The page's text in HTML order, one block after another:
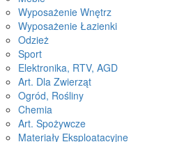
Wyposażenie Wnętrz
Wyposażenie Łazienki
Odzież
Sport
Elektronika, RTV, AGD
Art. Dla Zwierząt
Ogród, Rośliny
Chemia
Art. Spożywcze
Materiały Eksploatacyjne